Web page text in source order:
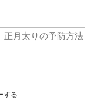
正月太りの予防方法｜
する